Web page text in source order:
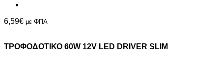
6,59€ με ΦΠΑ
ΤΡΟΦΟΔΟΤΙΚΟ 60W 12V LED DRIVER SLIM